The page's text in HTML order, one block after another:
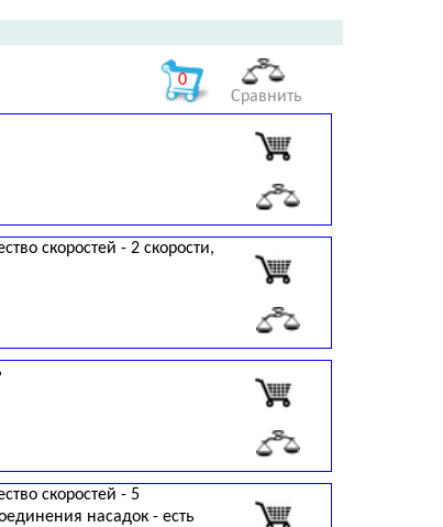
Сравнить
0
скоростей - 2 скорости,
скоростей - 5
насадок - есть